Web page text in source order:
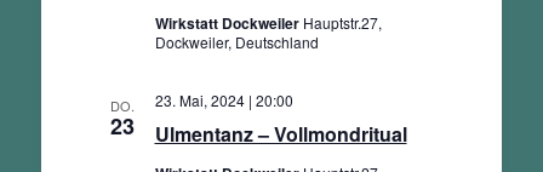
Wirkstatt Dockweiler Hauptstr.27,
Dockweiler, Deutschland
DO.
23 Ulmentanz – Vollmondritual
23. Mai, 2024 | 20:00